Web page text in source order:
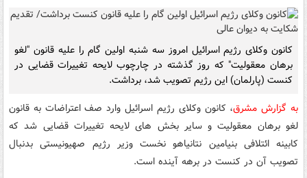
کانون وکلای رژیم اسرائیل امروز سه شنبه اولین گام را علیه قانون "لغو
برهان معقولیت" که روز گذشته در چارچوب لایحه تغییرات قضایی در
کنست (پارلمان) این رژیم تصویب شد، برداشت.
به گزارش مشرق، کانون وکلای رژیم اسرائیل وارد صف اعتراضات به قانون
لغو برهان معقولیت و سایر بخش های لایحه تغییرات قضایی شد که
کابینه ائتلافی بنیامین نتانیاهو نخست وزیر رژیم صهیونیستی بدنبال
تصویب آن در کنست در برهه آینده است.